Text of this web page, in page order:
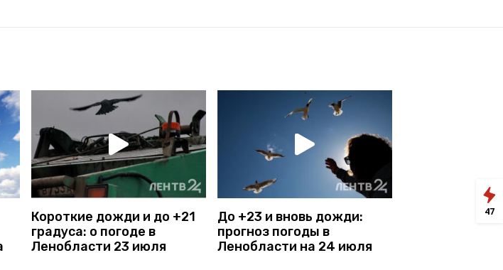
Короткие дожди и до +21
градуса: о погоде в
Ленобласти 23 июля
До +23 и вновь дожди:
прогноз погоды в
Ленобласти на 24 июля
47